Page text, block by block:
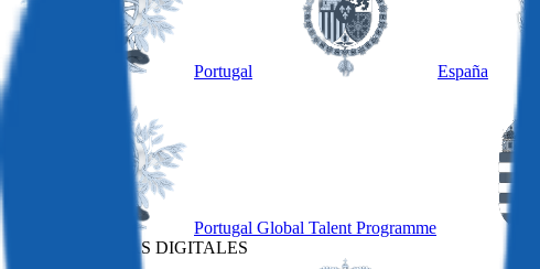
Portugal España
OTRO
Portugal Global Talent Programme
PARA NÓMADAS DIGITALES